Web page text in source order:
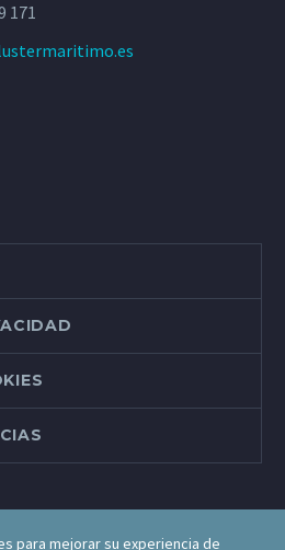
171
para mejorar su experiencia de